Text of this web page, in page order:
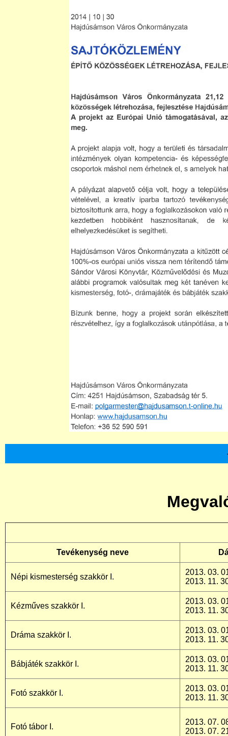
Tevékenység neve
Népi kismesterség szakkör I.
2013. 03.
2013. 11.
Kézműves szakkör I.
2013. 03.
2013. 11.
Dráma szakkör I.
2013. 03.
2013. 11.
Bábjáték szakkör I.
2013. 03.
2013. 11.
Fotó szakkör I.
2013. 03.
2013. 11.
Fotó tábor I.
2013. 07.
2013. 07.